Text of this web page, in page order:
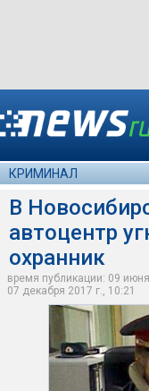
КРИМИНАЛ
В
автоцентр
охранник
время публикации: 09
07 декабря 2017 г., 10:21